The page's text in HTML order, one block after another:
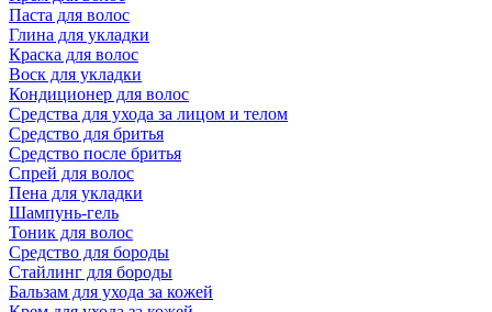
Паста для волос
Глина для укладки
Краска для волос
Воск для укладки
Кондиционер для волос
Средства для ухода за лицом и телом
Средство для бритья
Средство после бритья
Спрей для волос
Пена для укладки
Шампунь-гель
Тоник для волос
Средство для бороды
Стайлинг для бороды
Бальзам для ухода за кожей